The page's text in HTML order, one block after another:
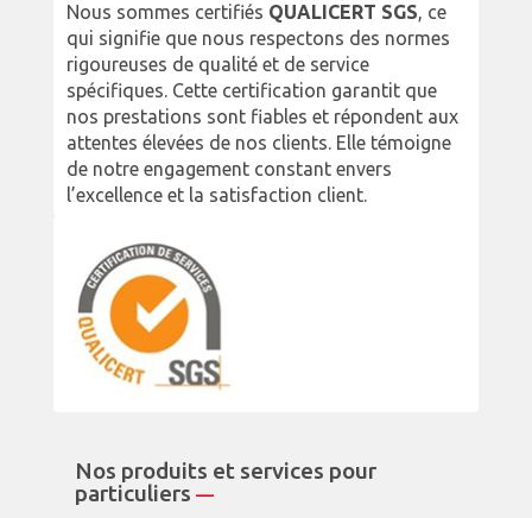
Nous sommes certifiés QUALICERT SGS, ce
qui signifie que nous respectons des normes
rigoureuses de qualité et de service
spécifiques. Cette certification garantit que
nos prestations sont fiables et répondent aux
attentes élevées de nos clients. Elle témoigne
de notre engagement constant envers
l’excellence et la satisfaction client.
Nos produits et services pour
particuliers —